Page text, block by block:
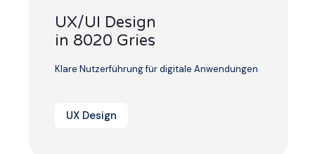
UX/UI Design
in 8020 Gries
Klare Nutzerführung für digitale Anwendungen
UX Design